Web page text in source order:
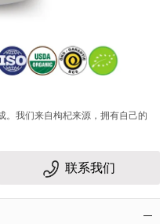
。我们来自枸杞来源，拥有自己的
联系我们